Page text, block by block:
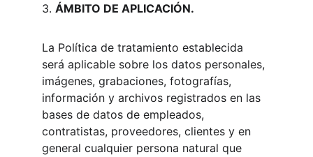
3. ÁMBITO DE APLICACIÓN.
La Política de tratamiento establecida
será aplicable sobre los datos personales,
imágenes, grabaciones, fotografías,
información y archivos registrados en las
bases de datos de empleados,
contratistas, proveedores, clientes y en
general cualquier persona natural que